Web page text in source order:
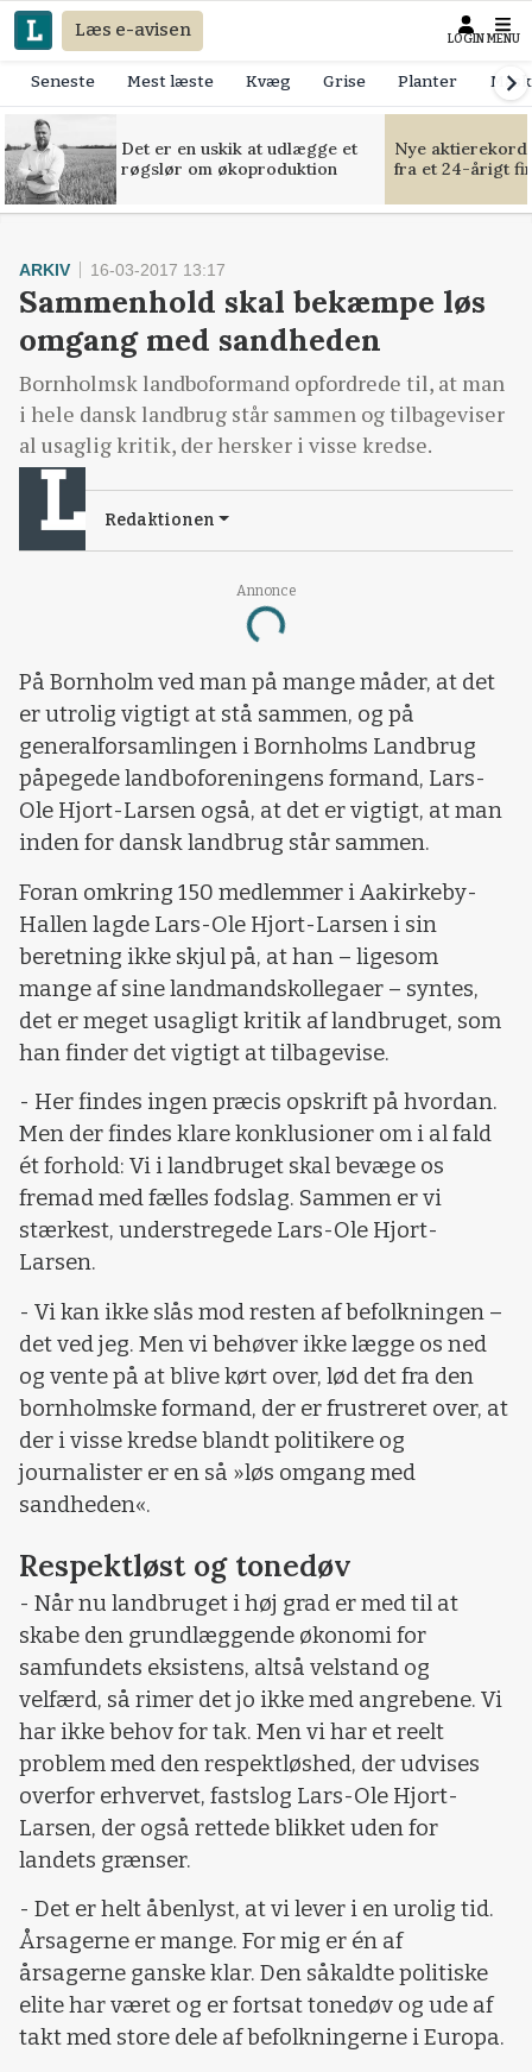
Læs e-avisen LOGIN MENU
Seneste Mest læste Kvæg Grise Planter
Det er en uskik at udlægge et
røgslør om økoproduktion
Nye
fra et 24-årigt
Annonce
Loading...
ARKIV 16-03-2017 13:17
Sammenhold skal bekæmpe løs
omgang med sandheden
Bornholmsk landboformand opfordrede til, at man
i hele dansk landbrug står sammen og tilbageviser
al usaglig kritik, der hersker i visse kredse.
Redaktionen
På Bornholm ved man på mange måder, at det
er utrolig vigtigt at stå sammen, og på
generalforsamlingen i Bornholms Landbrug
påpegede landboforeningens formand, Lars-
Ole Hjort-Larsen også, at det er vigtigt, at man
inden for dansk landbrug står sammen.
Foran omkring 150 medlemmer i Aakirkeby-
Hallen lagde Lars-Ole Hjort-Larsen i sin
beretning ikke skjul på, at han – ligesom
mange af sine landmandskollegaer – syntes,
det er meget usagligt kritik af landbruget, som
han finder det vigtigt at tilbagevise.
- Her findes ingen præcis opskrift på hvordan.
Men der findes klare konklusioner om i al fald
ét forhold: Vi i landbruget skal bevæge os
fremad med fælles fodslag. Sammen er vi
stærkest, understregede Lars-Ole Hjort-
Larsen.
- Vi kan ikke slås mod resten af befolkningen –
det ved jeg. Men vi behøver ikke lægge os ned
og vente på at blive kørt over, lød det fra den
bornholmske formand, der er frustreret over, at
der i visse kredse blandt politikere og
journalister er en så »løs omgang med
sandheden«.
Respektløst og tonedøv
- Når nu landbruget i høj grad er med til at
skabe den grundlæggende økonomi for
samfundets eksistens, altså velstand og
velfærd, så rimer det jo ikke med angrebene. Vi
har ikke behov for tak. Men vi har et reelt
problem med den respektløshed, der udvises
overfor erhvervet, fastslog Lars-Ole Hjort-
Larsen, der også rettede blikket uden for
landets grænser.
- Det er helt åbenlyst, at vi lever i en urolig tid.
Årsagerne er mange. For mig er én af
årsagerne ganske klar. Den såkaldte politiske
elite har været og er fortsat tonedøv og ude af
takt med store dele af befolkningerne i Europa.